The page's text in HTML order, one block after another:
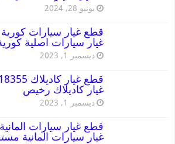
يونيو 28, 2024
غيار سيارات اصلية
ديسمبر 1, 2023
غيار كاديلاك رخيص
ديسمبر 1, 2023
غيار سيارات المانية